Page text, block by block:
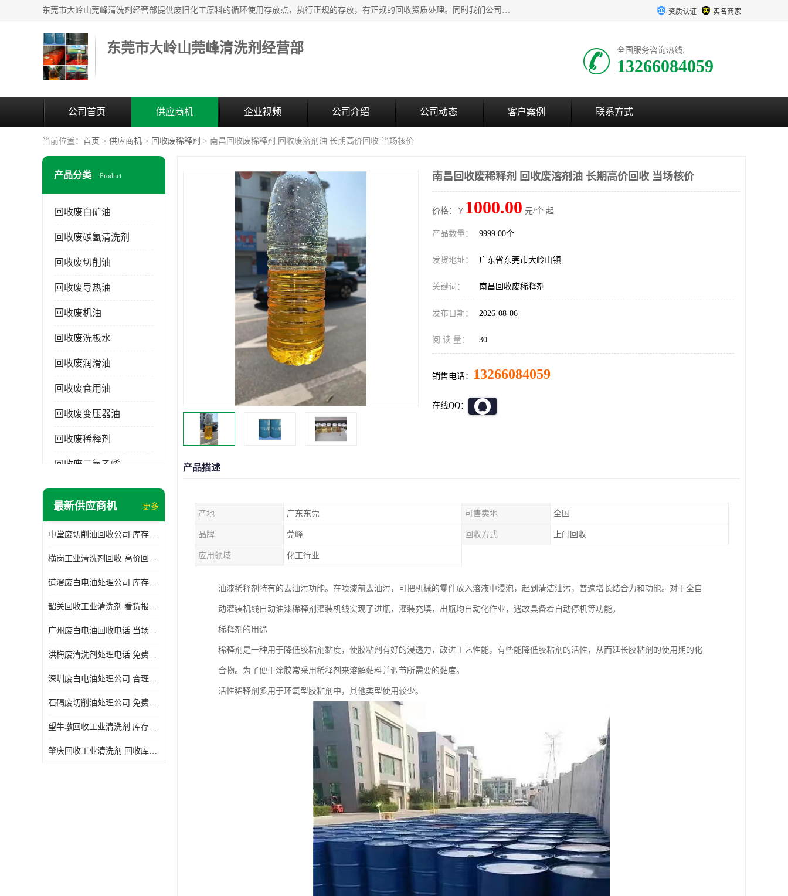
东莞市大岭山莞峰清洗剂经营部提供废旧化工原料的循环使用存放点，执行正规的存放，有正规的回收资质处理。同时我们公司批发零售回收级清洗剂，废液压油、废变压油、废清洗剂、脱模油、再生基础油，质量保证。 资质认证 实名商家
东莞市大岭山莞峰清洗剂经营部 全国服务咨询热线:
13266084059
公司首页 供应商机 企业视频 公司介绍 公司动态 客户案例 联系方式
当前位置： 首页 > 供应商机 > 回收废稀释剂 > 南昌回收废稀释剂 回收废溶剂油 长期高价回收 当场核价
产品分类 Product
回收废白矿油
回收废碳氢清洗剂
回收废切削油
回收废导热油
回收废机油
回收废洗板水
回收废润滑油
回收废食用油
回收废变压器油
回收废稀释剂
回收废二氯乙烯
回收废清洗剂
回收废三氯乙烯
回收废清洗液
最新供应商机 更多
中堂废切削油回收公司 库存积压回收 义乌市永峰贸易商行
横岗工业清洗剂回收 高价回收 量大量小均可
道滘废白电油处理公司 库存积压回收 量大量小均可
韶关回收工业清洗剂 看货报价 欢迎电话咨询
广州废白电油回收电话 当场结算 现款结算
洪梅废清洗剂处理电话 免费估价 大量尾货回收
深圳废白电油处理公司 合理估价 上门评估报价
石碣废切削油处理公司 免费估价 量大量小均可
望牛墩回收工业清洗剂 库存积压回收 大量尾货回收
肇庆回收工业清洗剂 回收库存 量大量小均可
南昌回收废稀释剂 回收废溶剂油 长期高价回收 当场核价
价格：￥ 1000.00 元/个 起
产品数量： 9999.00个
发货地址： 广东省东莞市大岭山镇
关键词： 南昌回收废稀释剂
发布日期： 2026-08-06
阅 读 量： 30
销售电话： 13266084059
在线QQ：
产品描述
产地 广东东莞 可售卖地 全国
品牌 莞峰 回收方式 上门回收
应用领域 化工行业
油漆稀释剂特有的去油污功能。在喷漆前去油污，可把机械的零件放入溶液中浸泡，起到清洁油污，普遍增长结合力和功能。对于全自
动灌装机线自动油漆稀释剂灌装机线实现了进瓶，灌装充填，出瓶均自动化作业，遇故具备着自动停机等功能。
稀释剂的用途
稀释剂是一种用于降低胶粘剂黏度，使胶粘剂有好的浸透力，改进工艺性能，有些能降低胶粘剂的活性，从而延长胶粘剂的使用期的化
合物。为了便于涂胶常采用稀释剂来溶解黏料并调节所需要的黏度。
活性稀释剂多用于环氧型胶粘剂中，其他类型使用较少。